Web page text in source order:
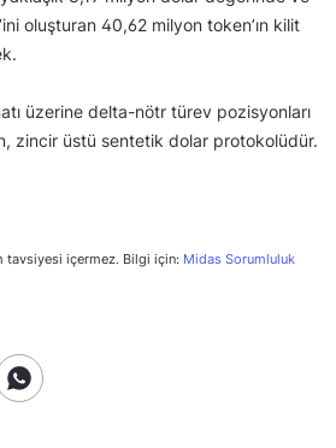
oluşturan 40,62 milyon token’ın kilit
üzerine delta-nötr türev pozisyonları
zincir üstü sentetik dolar protokolüdür.
tavsiyesi içermez. Bilgi için: Midas Sorumluluk